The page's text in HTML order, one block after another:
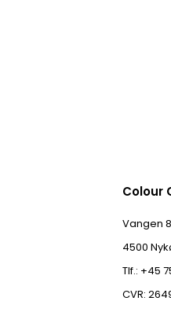
Colour
Vangen 8
4500
Tlf.: +45
CVR: